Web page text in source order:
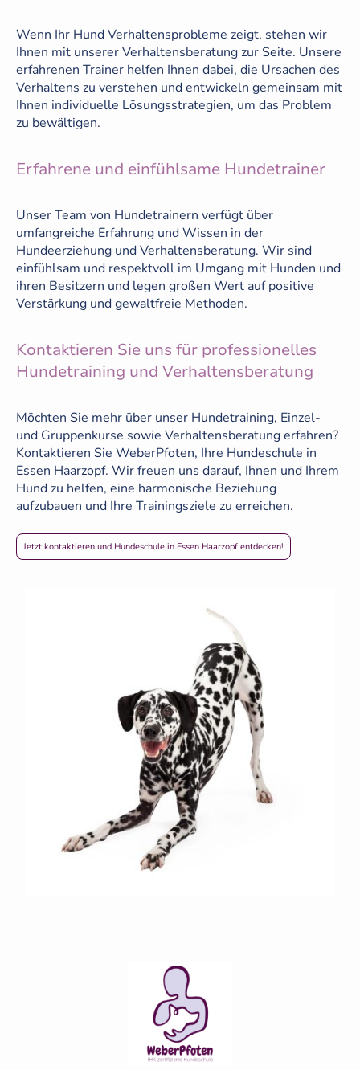
Wenn Ihr Hund Verhaltensprobleme zeigt, stehen wir
Ihnen mit unserer Verhaltensberatung zur Seite. Unsere
erfahrenen Trainer helfen Ihnen dabei, die Ursachen des
Verhaltens zu verstehen und entwickeln gemeinsam mit
Ihnen individuelle Lösungsstrategien, um das Problem
zu bewältigen.
Erfahrene und einfühlsame Hundetrainer
Unser Team von Hundetrainern verfügt über
umfangreiche Erfahrung und Wissen in der
Hundeerziehung und Verhaltensberatung. Wir sind
einfühlsam und respektvoll im Umgang mit Hunden und
ihren Besitzern und legen großen Wert auf positive
Verstärkung und gewaltfreie Methoden.
Kontaktieren Sie uns für professionelles
Hundetraining und Verhaltensberatung
Möchten Sie mehr über unser Hundetraining, Einzel-
und Gruppenkurse sowie Verhaltensberatung erfahren?
Kontaktieren Sie WeberPfoten, Ihre Hundeschule in
Essen Haarzopf. Wir freuen uns darauf, Ihnen und Ihrem
Hund zu helfen, eine harmonische Beziehung
aufzubauen und Ihre Trainingsziele zu erreichen.
Jetzt kontaktieren und Hundeschule in Essen Haarzopf entdecken!